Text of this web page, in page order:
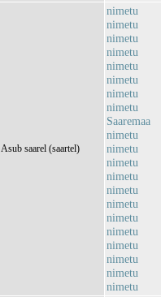
Asub saarel (saartel)
nimetu
nimetu
nimetu
nimetu
nimetu
nimetu
nimetu
nimetu
Saaremaa
nimetu
nimetu
nimetu
nimetu
nimetu
nimetu
nimetu
nimetu
nimetu
nimetu
nimetu
nimetu